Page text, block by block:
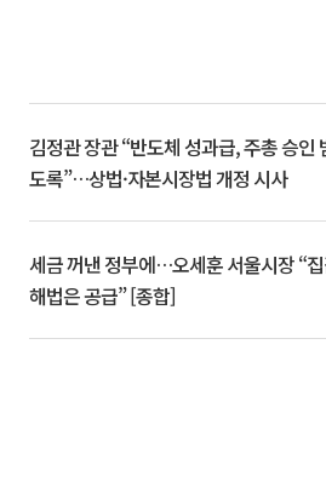
김정관 장관 “반도체 성과급, 주총 승인
도록”…상법·자본시장법 개정 시사
세금 꺼낸 정부에…오세훈 서울시장 “
해법은 공급” [종합]